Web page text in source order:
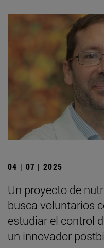
04 | 07 | 2025
Un proyecto de
busca voluntarios
estudiar el control
un innovador